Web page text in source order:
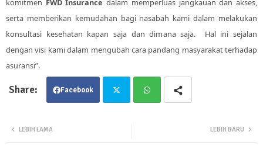
komitmen FWD Insurance dalam memperluas jangkauan dan akses,
serta memberikan kemudahan bagi nasabah kami dalam melakukan
konsultasi kesehatan kapan saja dan dimana saja. Hal ini sejalan
dengan visi kami dalam mengubah cara pandang masyarakat terhadap
asuransi”.
Facebook
LEBIH BARU
LEBIH LAMA